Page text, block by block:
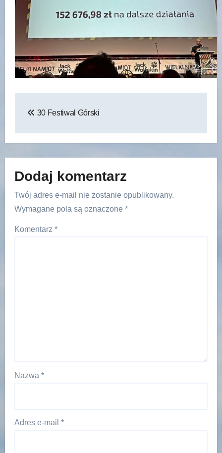
30 Festiwal Górski
Dodaj komentarz
Twój adres e-mail nie zostanie opublikowany.
Wymagane pola są oznaczone *
Komentarz *
Nazwa *
Adres e-mail *